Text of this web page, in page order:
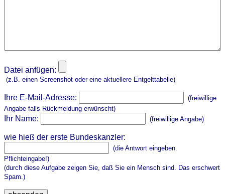
Datei anfügen:
(z.B. einen Screenshot oder eine aktuellere Entgelttabelle)
Ihre E-Mail-Adresse:
(freiwillige
Angabe falls Rückmeldung erwünscht)
Ihr Name: (freiwillige Angabe)
wie hieß der erste Bundeskanzler:
(die Antwort eingeben.
Pflichteingabe!)
(durch diese Aufgabe zeigen Sie, daß Sie ein Mensch sind. Das erschwert
Spam.)